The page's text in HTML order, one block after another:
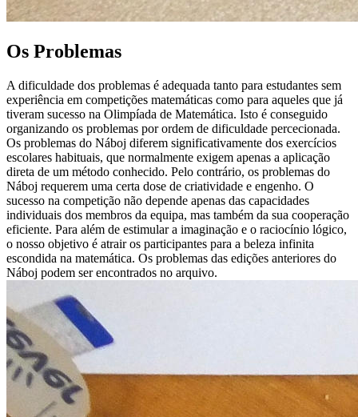
Os Problemas
A dificuldade dos problemas é adequada tanto para estudantes sem
experiência em competições matemáticas como para aqueles que já
tiveram sucesso na Olimpíada de Matemática. Isto é conseguido
organizando os problemas por ordem de dificuldade percecionada.
Os problemas do Náboj diferem significativamente dos exercícios
escolares habituais, que normalmente exigem apenas a aplicação
direta de um método conhecido. Pelo contrário, os problemas do
Náboj requerem uma certa dose de criatividade e engenho. O
sucesso na competição não depende apenas das capacidades
individuais dos membros da equipa, mas também da sua cooperação
eficiente. Para além de estimular a imaginação e o raciocínio lógico,
o nosso objetivo é atrair os participantes para a beleza infinita
escondida na matemática. Os problemas das edições anteriores do
Náboj podem ser encontrados no arquivo.